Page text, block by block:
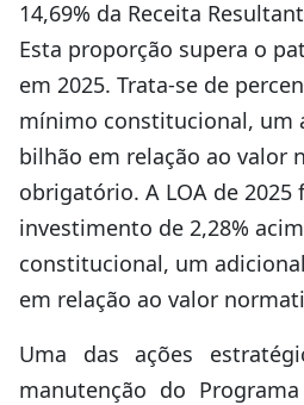
14,69% da Receita
Esta proporção supera o
em 2025. Trata-se de
mínimo constitucional, um
bilhão em relação ao valor
obrigatório. A LOA de 2025
investimento de 2,28%
constitucional, um
em relação ao valor
Uma das ações
manutenção do